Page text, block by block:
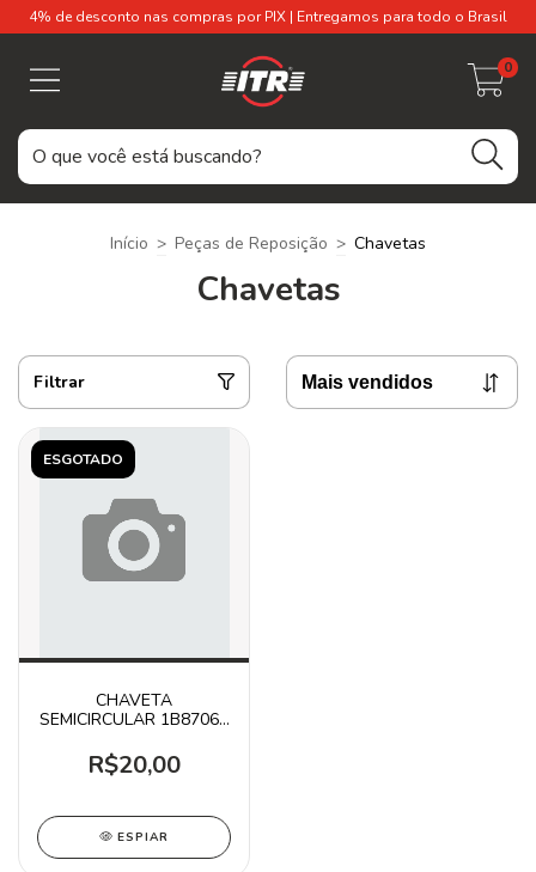
4% de desconto nas compras por PIX | Entregamos para todo o Brasil
0
Início > Peças de Reposição > Chavetas
Chavetas
Filtrar
ESGOTADO
CHAVETA
SEMICIRCULAR 1B8706 /
R$20,00
ESPIAR